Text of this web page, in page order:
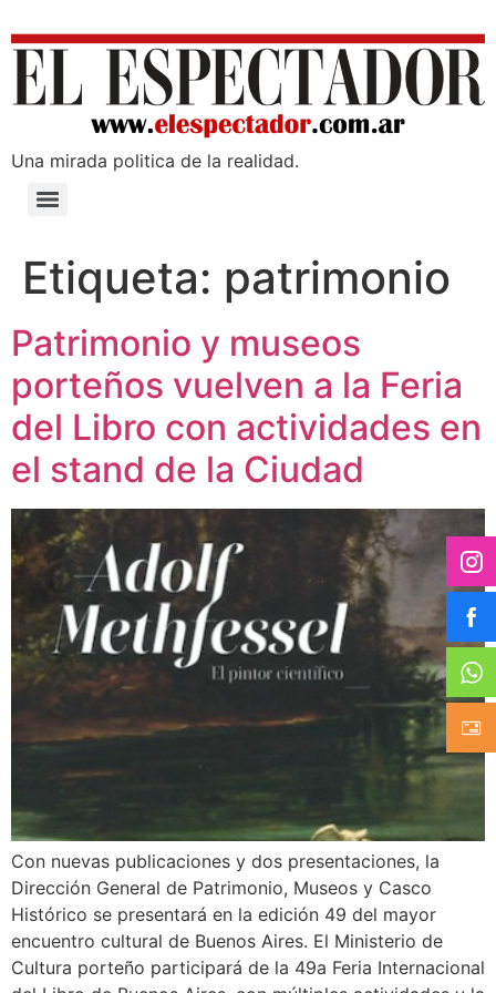
Una mirada poli­tica de la realidad.
Etiqueta: patrimonio
Patrimonio y museos
porteños vuelven a la Feria
del Libro con actividades en
el stand de la Ciudad
Con nuevas publicaciones y dos presentaciones, la
Dirección General de Patrimonio, Museos y Casco
Histórico se presentará en la edición 49 del mayor
encuentro cultural de Buenos Aires. El Ministerio de
Cultura porteño participará de la 49a Feria Internacional